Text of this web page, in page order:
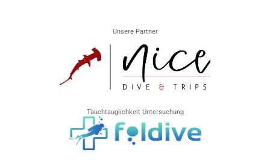
Unsere Partner
Tauchtauglichkeit Untersuchung